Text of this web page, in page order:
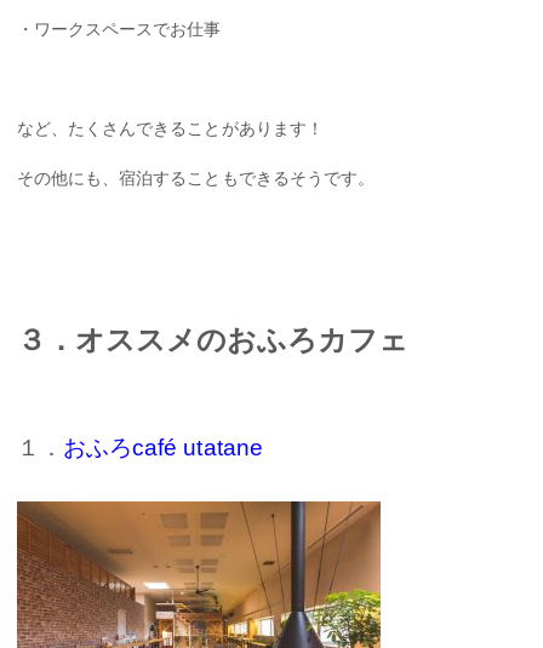
・ワークスペースでお仕事
など、たくさんできることがあります！
その他にも、宿泊することもできるそうです。
３．オススメのおふろカフェ
１． おふろcafé utatane